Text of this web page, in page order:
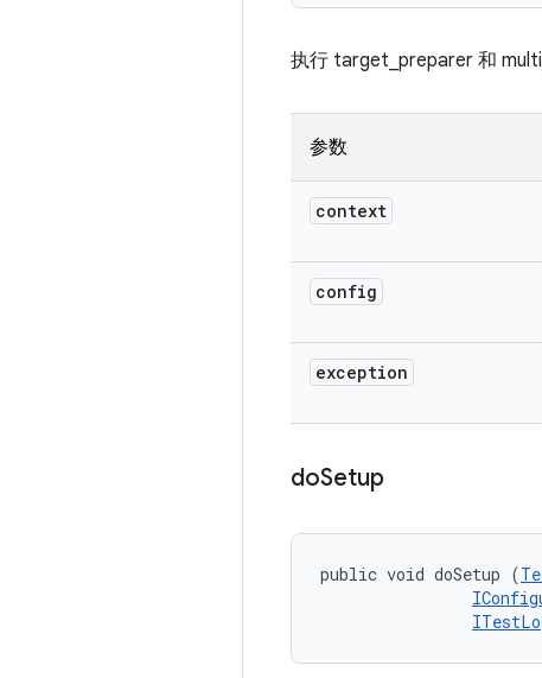
执行 target_preparer 和
参数
context
config
exception
doSetup
public void doSetup (